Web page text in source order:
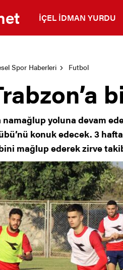
İÇEL İDMAN YURDU
Spor Haberleri Futbol
yoluna devam
konuk edecek. 3
mağlup ederek zirve